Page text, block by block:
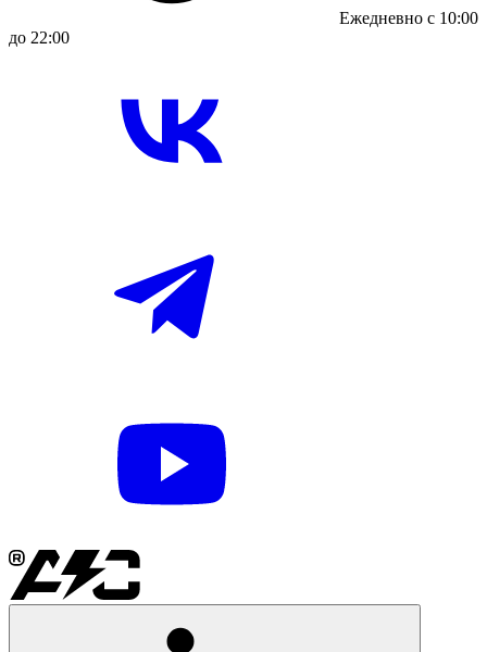
Ежедневно с 10:00
до 22:00